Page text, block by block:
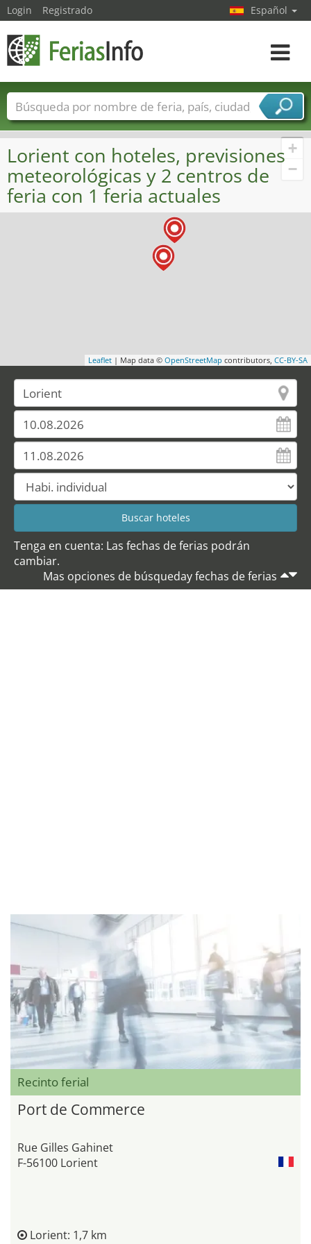
+
−
Leaflet | Map data © OpenStreetMap contributors, CC-BY-SA
Lorient con hoteles, previsiones
meteorológicas y 2 centros de
feria con 1 feria actuales
Tenga en cuenta: Las fechas de ferias podrán
cambiar.
Mas opciones de búsqueday fechas de ferias
Recinto ferial
Port de Commerce
Rue Gilles Gahinet
F-56100 Lorient
Lorient: 1,7 km
Login Registrado Español
toggle
Nombres de ferias Países
Ciudades
Sectores de ferias
Sectores de proveedor de servicios